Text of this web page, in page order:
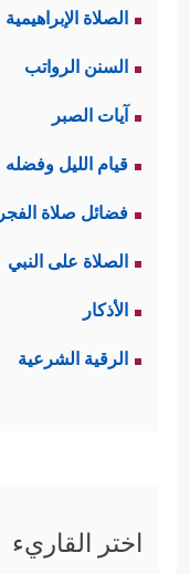
الصلاة الإبراهيمية
السنن الرواتب
آيات الصبر
قيام الليل وفضله
فضائل صلاة الفجر
الصلاة على النبي
الأذكار
الرقية الشرعية
اختر القاريء